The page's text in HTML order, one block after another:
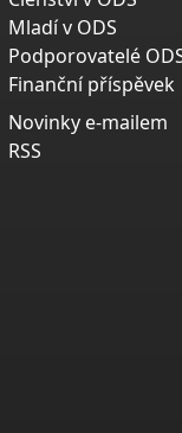
Mladí v ODS
Podporovatelé
Finanční příspěvek
Novinky e-mailem
RSS